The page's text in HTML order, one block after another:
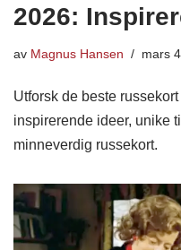
2026:
av Magnus Hansen mars
Utforsk de beste
inspirerende ideer, unike
minneverdig russekort.